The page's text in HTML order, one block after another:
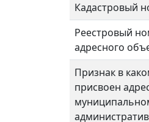
Кадастровый
Реестровый
адресного
Признак в
присвоен